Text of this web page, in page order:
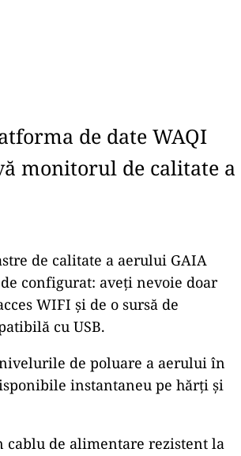
de date WAQI
monitorul de calitate a
de calitate a aerului GAIA
configurat: aveți nevoie doar
WIFI și de o sursă de
cu USB.
de poluare a aerului în
instantaneu pe hărți și
cablu de alimentare rezistent la